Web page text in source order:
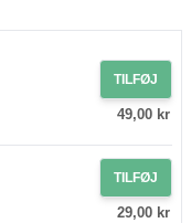
TILFØJ
49,00 kr
TILFØJ
29,00 kr